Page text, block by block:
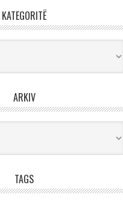
KATEGORITË
ARKIV
TAGS